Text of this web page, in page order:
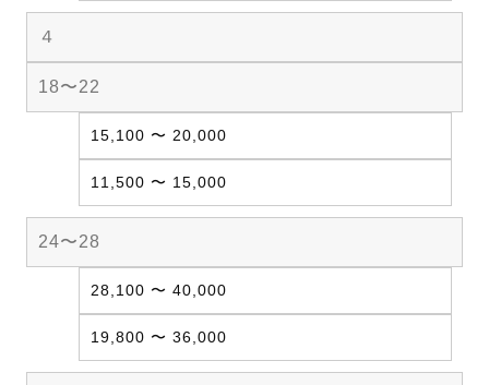
４
18〜22
15,100 〜 20,000
11,500 〜 15,000
24〜28
28,100 〜 40,000
19,800 〜 36,000